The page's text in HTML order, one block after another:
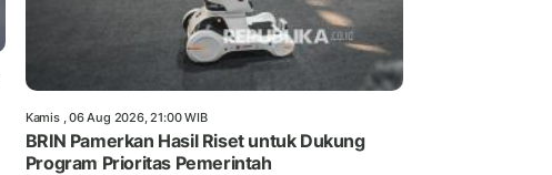
Kamis , 06 Aug 2026, 21:00 WIB
BRIN Pamerkan Hasil Riset untuk Dukung
Program Prioritas Pemerintah